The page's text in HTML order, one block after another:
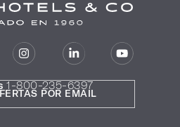
1-800-235-6397
POR EMAIL